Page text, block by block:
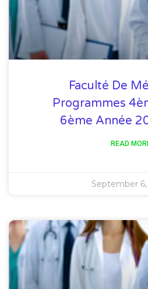
Faculté De
Programmes
6ème Année
READ
September